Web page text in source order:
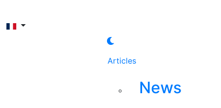
Articles
News